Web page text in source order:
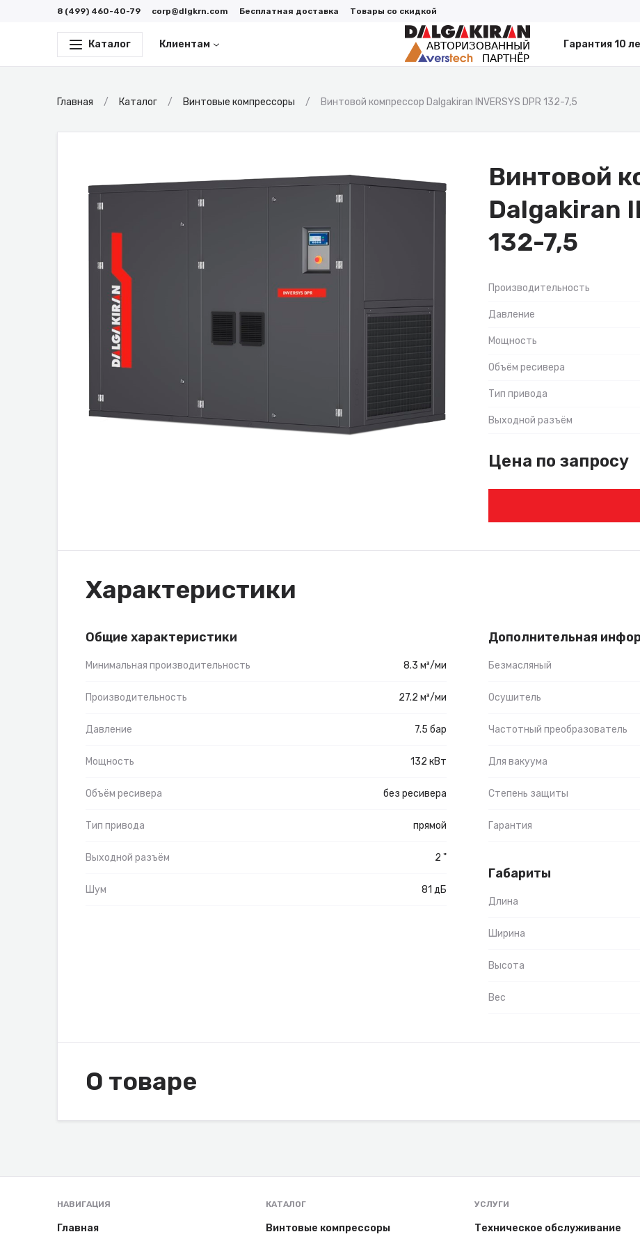
8 (499) 460-40-79 corp@dlgkrn.com Бесплатная доставка Товары со скидкой
Каталог Клиентам Гарантия 10
Главная Каталог Винтовые компрессоры Винтовой компрессор Dalgakiran INVERSYS DPR 132-7,5
Винтовой
Dalgakiran
132-7,5
Производительность
Давление
Мощность
Объём ресивера
Тип привода
Выходной разъём
Цена по запросу
Характеристики
Общие характеристики
Минимальная производительность 8.3 м³/ми
Производительность 27.2 м³/ми
Давление 7.5 бар
Мощность 132 кВт
Объём ресивера без ресивера
Тип привода прямой
Выходной разъём 2 "
Шум 81 дБ
Дополнительная
Безмасляный
Осушитель
Частотный преобразователь
Для вакуума
Степень защиты
Гарантия
Габариты
Длина
Ширина
Высота
Вес
О товаре
НАВИГАЦИЯ
Главная
КАТАЛОГ
Винтовые компрессоры
УСЛУГИ
Техническое обслуживание